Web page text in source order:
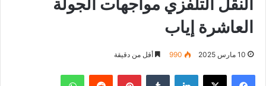
العاشرة إياب
10 مارس 2025 990 أقل من دقيقة
فيسبوك ‫X لينكدإن بينتيريست واتساب